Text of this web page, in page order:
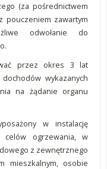
(za pośrednictwem
pouczeniem zawartym
odwołanie do
przez okres 3 lat
wykazanych
na żądanie organu
w instalację
celów ogrzewania, w
z zewnętrznego
mieszkalnym, osobie